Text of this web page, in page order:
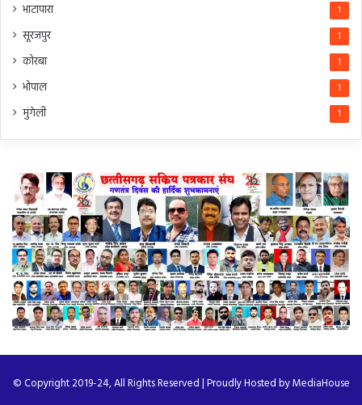
भाटापारा 1
सूरजपुर 1
कोरबा 1
भोपाल 1
मुंगेली 1
© Copyright 2019-24, All Rights Reserved | Proudly Hosted byMediaHouse